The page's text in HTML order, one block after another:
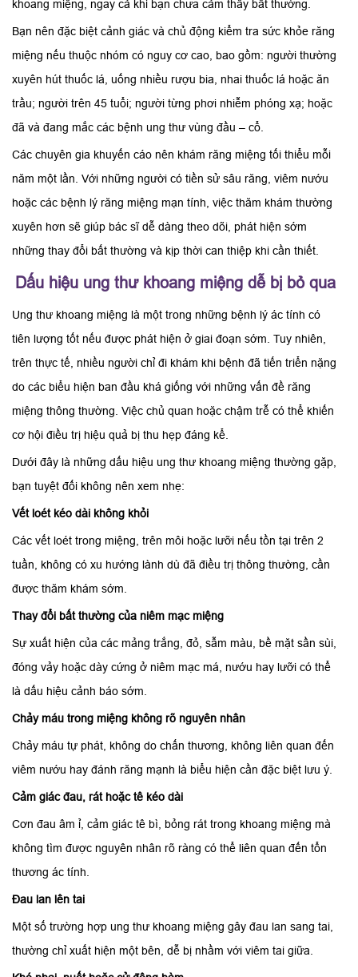
khoang miệng, ngay cả khi bạn chưa cảm thấy bất thường.
Bạn nên đặc biệt cảnh giác và chủ động kiểm tra sức khỏe răng
miệng nếu thuộc nhóm có nguy cơ cao, bao gồm: người thường
xuyên hút thuốc lá, uống nhiều rượu bia, nhai thuốc lá hoặc ăn
trầu; người trên 45 tuổi; người từng phơi nhiễm phóng xạ; hoặc
đã và đang mắc các bệnh ung thư vùng đầu – cổ.
Các chuyên gia khuyến cáo nên khám răng miệng tối thiểu mỗi
năm một lần. Với những người có tiền sử sâu răng, viêm nướu
hoặc các bệnh lý răng miệng mạn tính, việc thăm khám thường
xuyên hơn sẽ giúp bác sĩ dễ dàng theo dõi, phát hiện sớm
những thay đổi bất thường và kịp thời can thiệp khi cần thiết.
Dấu hiệu ung thư khoang miệng dễ bị bỏ qua
Ung thư khoang miệng là một trong những bệnh lý ác tính có
tiên lượng tốt nếu được phát hiện ở giai đoạn sớm. Tuy nhiên,
trên thực tế, nhiều người chỉ đi khám khi bệnh đã tiến triển nặng
do các biểu hiện ban đầu khá giống với những vấn đề răng
miệng thông thường. Việc chủ quan hoặc chậm trễ có thể khiến
cơ hội điều trị hiệu quả bị thu hẹp đáng kể.
Dưới đây là những dấu hiệu ung thư khoang miệng thường gặp,
bạn tuyệt đối không nên xem nhẹ:
Vết loét kéo dài không khỏi
Các vết loét trong miệng, trên môi hoặc lưỡi nếu tồn tại trên 2
tuần, không có xu hướng lành dù đã điều trị thông thường, cần
được thăm khám sớm.
Thay đổi bất thường của niêm mạc miệng
Sự xuất hiện của các mảng trắng, đỏ, sẫm màu, bề mặt sần sùi,
đóng vảy hoặc dày cứng ở niêm mạc má, nướu hay lưỡi có thể
là dấu hiệu cảnh báo sớm.
Chảy máu trong miệng không rõ nguyên nhân
Chảy máu tự phát, không do chấn thương, không liên quan đến
viêm nướu hay đánh răng mạnh là biểu hiện cần đặc biệt lưu ý.
Cảm giác đau, rát hoặc tê kéo dài
Cơn đau âm ỉ, cảm giác tê bì, bỏng rát trong khoang miệng mà
không tìm được nguyên nhân rõ ràng có thể liên quan đến tổn
thương ác tính.
Đau lan lên tai
Một số trường hợp ung thư khoang miệng gây đau lan sang tai,
thường chỉ xuất hiện một bên, dễ bị nhầm với viêm tai giữa.